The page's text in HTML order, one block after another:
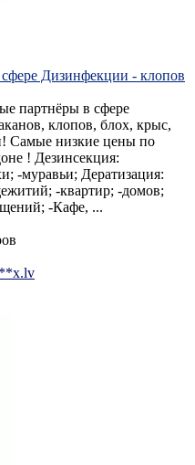
Дизинфекции - клопов
партнёры в сфере
клопов, блох, крыс,
Самые низкие цены по
! Дезинсекция:
-муравьи; Дератизация:
-квартир; -домов;
-Кафе, ...